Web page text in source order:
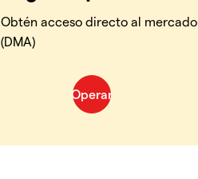
Obtén acceso directo al mercado
(DMA)